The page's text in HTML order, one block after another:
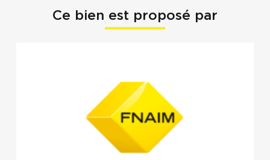
Ce bien est proposé par